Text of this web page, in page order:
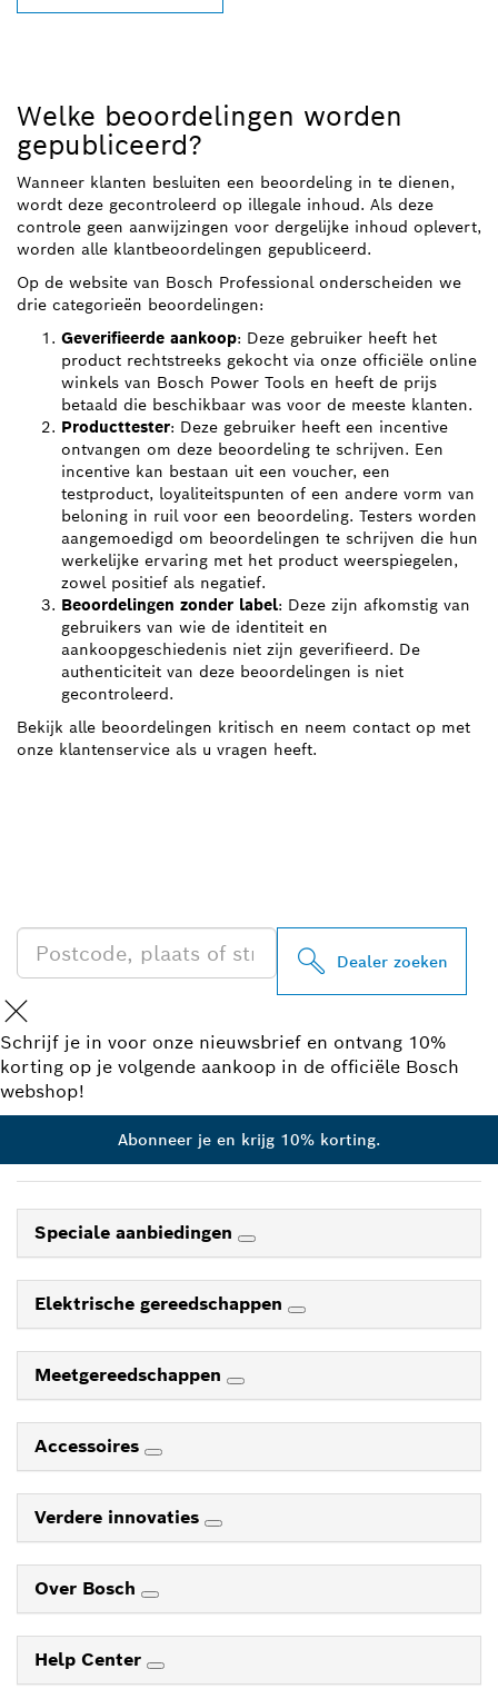
Welke beoordelingen worden
gepubliceerd?
Wanneer klanten besluiten een beoordeling in te dienen,
wordt deze gecontroleerd op illegale inhoud. Als deze
controle geen aanwijzingen voor dergelijke inhoud oplevert,
worden alle klantbeoordelingen gepubliceerd.
Op de website van Bosch Professional onderscheiden we
drie categorieën beoordelingen:
Geverifieerde aankoop: Deze gebruiker heeft het
product rechtstreeks gekocht via onze officiële online
winkels van Bosch Power Tools en heeft de prijs
betaald die beschikbaar was voor de meeste klanten.
Producttester: Deze gebruiker heeft een incentive
ontvangen om deze beoordeling te schrijven. Een
incentive kan bestaan uit een voucher, een
testproduct, loyaliteitspunten of een andere vorm van
beloning in ruil voor een beoordeling. Testers worden
aangemoedigd om beoordelingen te schrijven die hun
werkelijke ervaring met het product weerspiegelen,
zowel positief als negatief.
Beoordelingen zonder label: Deze zijn afkomstig van
gebruikers van wie de identiteit en
aankoopgeschiedenis niet zijn geverifieerd. De
authenticiteit van deze beoordelingen is niet
gecontroleerd.
Bekijk alle beoordelingen kritisch en neem contact op met
onze klantenservice als u vragen heeft.
Dealer zoeken
Schrijf je in voor onze nieuwsbrief en ontvang 10%
korting op je volgende aankoop in de officiële Bosch
webshop!
Abonneer je en krijg 10% korting.
Speciale aanbiedingen
Elektrische gereedschappen
Meetgereedschappen
Accessoires
Verdere innovaties
Over Bosch
Help Center